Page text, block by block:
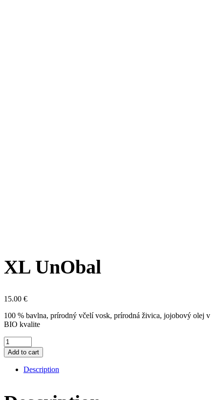
XL UnObal
15.00 €
100 % bavlna, prírodný včelí vosk, prírodná živica, jojobový olej v
BIO kvalite
Množstvo
Add to cart
Description